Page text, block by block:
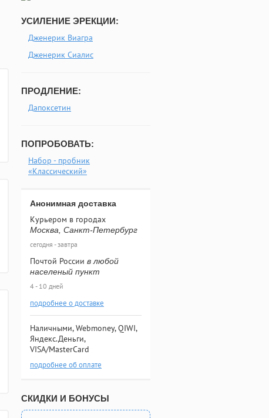
УСИЛЕНИЕ ЭРЕКЦИИ:
Дженерик Виагра
Дженерик Сиалис
ПРОДЛЕНИЕ:
Дапоксетин
ПОПРОБОВАТЬ:
Набор - пробник
«Классический»
Анонимная доставка
Курьером в городах
Москва, Санкт-Петербург
сегодня - завтра
Почтой России в любой
населеный пункт
4 - 10 дней
подробнее о доставке
Наличными, Webmoney, QIWI,
Яндекс.Деньги,
VISA/MasterCard
подробнее об оплате
СКИДКИ И БОНУСЫ